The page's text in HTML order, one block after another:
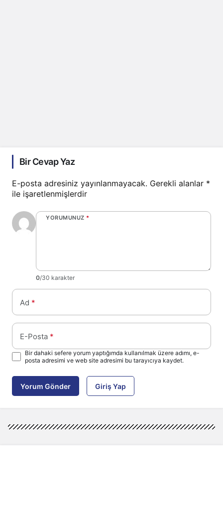
Bir Cevap Yaz
E-posta adresiniz yayınlanmayacak. Gerekli alanlar *
ile işaretlenmişlerdir
YORUMUNUZ *
0/30 karakter
Ad *
E-Posta *
Bir dahaki sefere yorum yaptığımda kullanılmak üzere adımı, e-
posta adresimi ve web site adresimi bu tarayıcıya kaydet.
Yorum Gönder Giriş Yap